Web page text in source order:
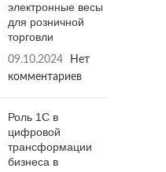
электронные весы
для розничной
торговли
09.10.2024
Нет
комментариев
Роль 1С в
цифровой
трансформации
бизнеса в